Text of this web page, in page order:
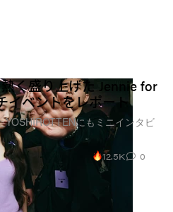
く盛り上げた Jennie for
イベントをレポート
にもミニインタビ
12.5K 0